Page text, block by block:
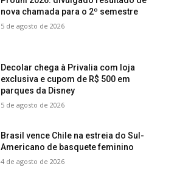
nova chamada para o 2º semestre
5 de agosto de 2026
Decolar chega à Privalia com loja
exclusiva e cupom de R$ 500 em
parques da Disney
5 de agosto de 2026
Brasil vence Chile na estreia do Sul-
Americano de basquete feminino
4 de agosto de 2026